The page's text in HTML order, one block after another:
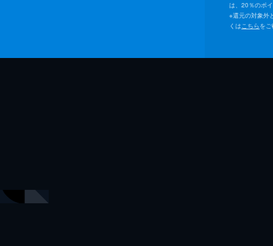
は、20％のポ
※還元の対象外
くはこちらを